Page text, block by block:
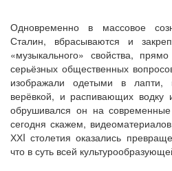
Одновременно в массовое
Сталин, вбрасываются и
«музыкального» свойства,
серьёзных общественных
изображали одетыми в лапти,
верёвкой, и распивающих
обрушивался он на
сегодня скажем,
ХХI столетия оказались
что в суть всей